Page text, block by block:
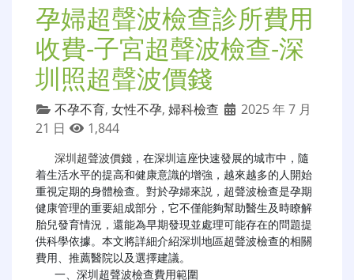
孕婦超聲波檢查診所費用
收費-子宮超聲波檢查-深
圳照超聲波價錢
不孕不育, 女性不孕, 婦科檢查
2025 年 7 月
21 日
1,844
深圳超聲波價錢 ，在深圳這座快速發展的城市中，隨
着生活水平的提高和健康意識的增強，越來越多的人開始
重視定期的身體檢查。對於孕婦來説，超聲波檢查是孕期
健康管理的重要組成部分，它不僅能夠幫助醫生及時瞭解
胎兒發育情況，還能為早期發現並處理可能存在的問題提
供科學依據。本文將詳細介紹深圳地區超聲波檢查的相關
費用、推薦醫院以及選擇建議。